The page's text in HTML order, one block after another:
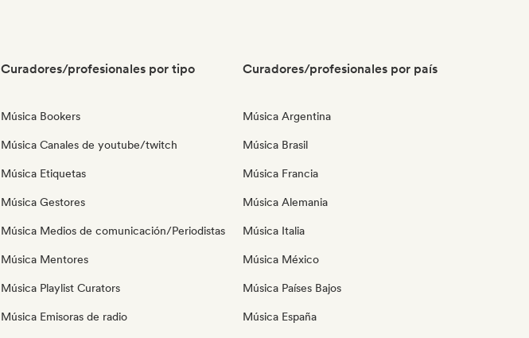
Curadores/profesionales por tipo
Música Bookers
Música Canales de youtube/twitch
Música Etiquetas
Música Gestores
Música Medios de comunicación/Periodistas
Música Mentores
Música Playlist Curators
Música Emisoras de radio
Curadores/profesionales por país
Música Argentina
Música Brasil
Música Francia
Música Alemania
Música Italia
Música México
Música Países Bajos
Música España